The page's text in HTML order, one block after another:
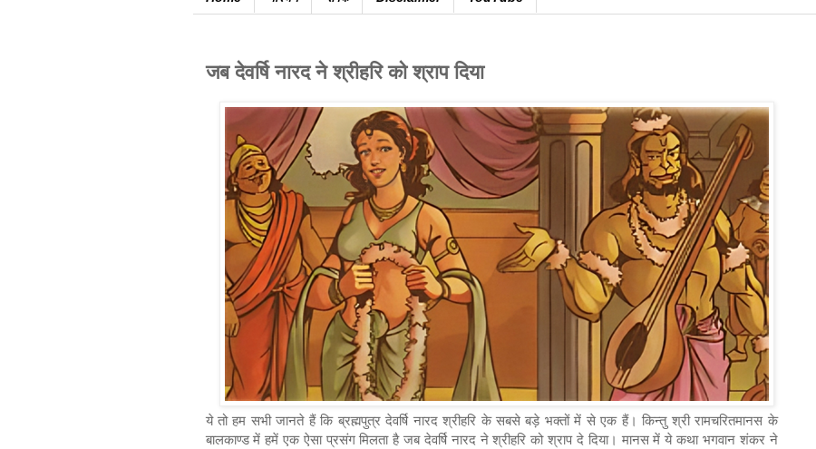
जब देवर्षि नारद ने श्रीहरि को श्राप दिया
ये तो हम सभी जानते हैं कि ब्रह्मपुत्र देवर्षि नारद श्रीहरि के सबसे बड़े भक्तों में से एक हैं। किन्तु श्री रामचरितमानस के
बालकाण्ड में हमें एक ऐसा प्रसंग मिलता है जब देवर्षि नारद ने श्रीहरि को श्राप दे दिया। मानस में ये कथा भगवान शंकर ने